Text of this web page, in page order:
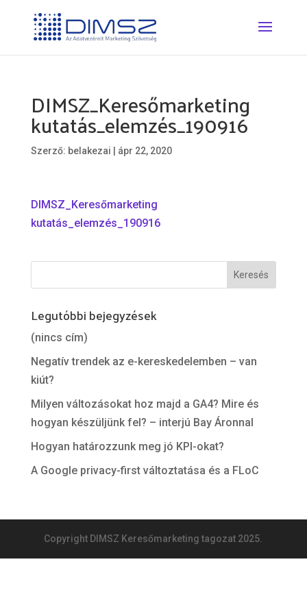
DIMSZ_Keresőmarketing
kutatás_elemzés_190916
Szerző: belakezai ápr 22, 2020
DIMSZ_Keresőmarketing
kutatás_elemzés_190916
Legutóbbi bejegyzések
(nincs cím)
Negatív trendek az e-kereskedelemben – van
kiút?
Milyen változásokat hoz majd a GA4? Mire és
hogyan készüljünk fel? – interjú Bay Áronnal
Hogyan határozzunk meg jó KPI-okat?
A Google privacy-first változtatása és a FLoC
Copyright DIMSZ Keresőmarketing tagozat 2025.